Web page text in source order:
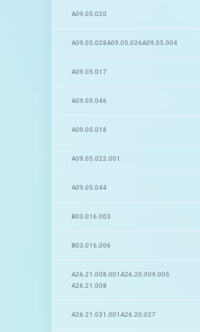
A09.05.020
A09.05.028A09.05.026A09.05.004
A09.05.017
A09.05.046
A09.05.018
A09.05.022.001
A09.05.044
B03.016.003
B03.016.006
A26.21.008.001 A26.20.009.005
A26.21.008
A26.21.031.001 A26.20.027